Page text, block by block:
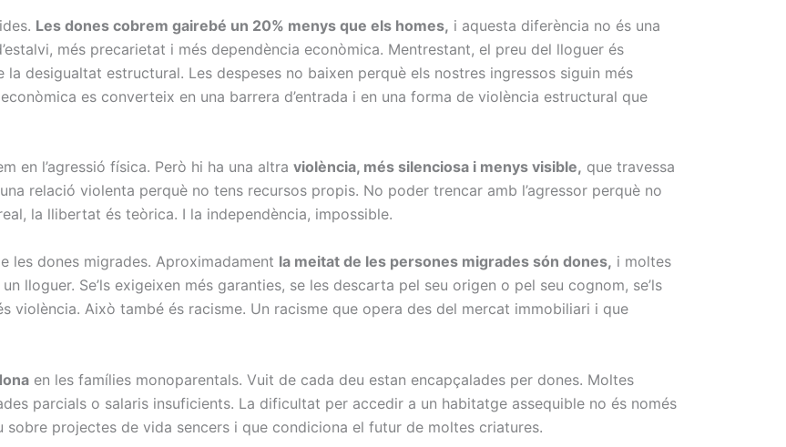
Les dones cobrem gairebé un 20% menys que els homes, i aquesta diferència no és una
més precarietat i més dependència econòmica. Mentrestant, el preu del lloguer és
desigualtat estructural. Les despeses no baixen perquè els nostres ingressos siguin més
es converteix en una barrera d’entrada i en una forma de violència estructural que
en l’agressió física. Però hi ha una altra violència, més silenciosa i menys visible, que travessa
relació violenta perquè no tens recursos propis. No poder trencar amb l’agressor perquè no
la llibertat és teòrica. I la independència, impossible.
les dones migrades. Aproximadament la meitat de les persones migrades són dones, i moltes
lloguer. Se’ls exigeixen més garanties, se les descarta pel seu origen o pel seu cognom, se’ls
violència. Això també és racisme. Un racisme que opera des del mercat immobiliari i que
en les famílies monoparentals. Vuit de cada deu estan encapçalades per dones. Moltes
parcials o salaris insuficients. La dificultat per accedir a un habitatge assequible no és només
sobre projectes de vida sencers i que condiciona el futur de moltes criatures.